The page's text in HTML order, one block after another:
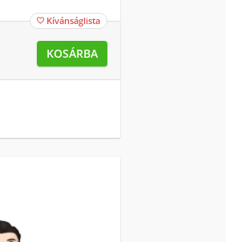
 Kívánságlista
KOSÁRBA